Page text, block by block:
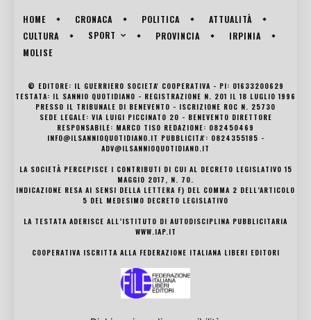
HOME CRONACA POLITICA
ATTUALITÀ
CULTURA
SPORT PROVINCIA
IRPINIA
MOLISE
© EDITORE: IL GUERRIERO SOCIETA' COOPERATIVA - PI: 01633200629
TESTATA: IL SANNIO QUOTIDIANO - REGISTRAZIONE N. 201 IL 18 LUGLIO 1996
PRESSO IL TRIBUNALE DI BENEVENTO - ISCRIZIONE ROC N. 25730
SEDE LEGALE: VIA LUIGI PICCINATO 20 - BENEVENTO DIRETTORE
RESPONSABILE: MARCO TISO REDAZIONE: 082450469
INFO@ILSANNIOQUOTIDIANO.IT PUBBLICITA': 0824355185 -
ADV@ILSANNIOQUOTIDIANO.IT
LA SOCIETÀ PERCEPISCE I CONTRIBUTI DI CUI AL DECRETO LEGISLATIVO 15
MAGGIO 2017, N. 70.
INDICAZIONE RESA AI SENSI DELLA LETTERA F) DEL COMMA 2 DELL’ARTICOLO
5 DEL MEDESIMO DECRETO LEGISLATIVO
LA TESTATA ADERISCE ALL’ISTITUTO DI AUTODISCIPLINA PUBBLICITARIA
WWW.IAP.IT
COOPERATIVA ISCRITTA ALLA FEDERAZIONE ITALIANA LIBERI EDITORI